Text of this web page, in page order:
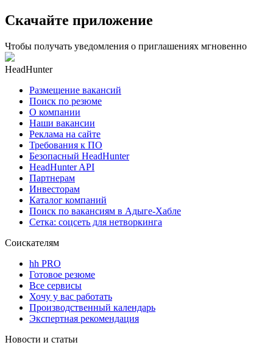
Скачайте приложение
Чтобы получать уведомления о приглашениях мгновенно
HeadHunter
Размещение вакансий
Поиск по резюме
О компании
Наши вакансии
Реклама на сайте
Требования к ПО
Безопасный HeadHunter
HeadHunter API
Партнерам
Инвесторам
Каталог компаний
Поиск по вакансиям в Адыге-Хабле
Сетка: соцсеть для нетворкинга
Соискателям
hh PRO
Готовое резюме
Все сервисы
Хочу у вас работать
Производственный календарь
Экспертная рекомендация
Новости и статьи